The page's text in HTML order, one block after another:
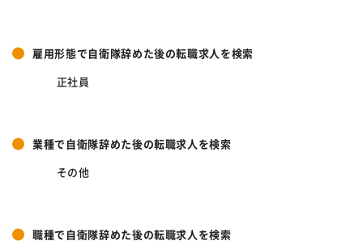
雇用形態で自衛隊辞めた後の転職求人を検索
正社員
業種で自衛隊辞めた後の転職求人を検索
その他
職種で自衛隊辞めた後の転職求人を検索